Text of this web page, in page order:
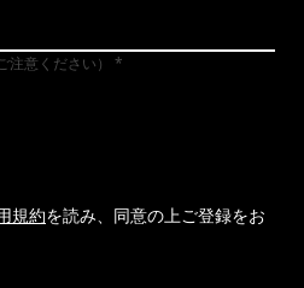
意ください）
規約を読み、同意の上ご登録をお